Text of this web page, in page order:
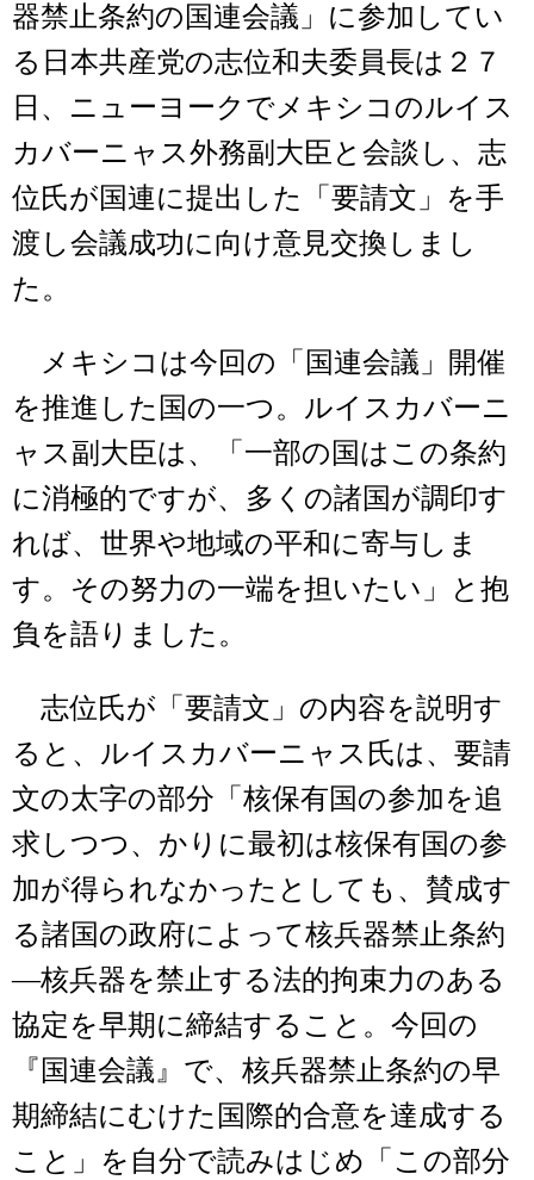
器禁止条約の国連会議」に参加してい
る日本共産党の志位和夫委員長は２７
日、ニューヨークでメキシコのルイス
カバーニャス外務副大臣と会談し、志
位氏が国連に提出した「要請文」を手
渡し会議成功に向け意見交換しまし
た。
メキシコは今回の「国連会議」開催
を推進した国の一つ。ルイスカバーニ
ャス副大臣は、「一部の国はこの条約
に消極的ですが、多くの諸国が調印す
れば、世界や地域の平和に寄与しま
す。その努力の一端を担いたい」と抱
負を語りました。
志位氏が「要請文」の内容を説明す
ると、ルイスカバーニャス氏は、要請
文の太字の部分「核保有国の参加を追
求しつつ、かりに最初は核保有国の参
加が得られなかったとしても、賛成す
る諸国の政府によって核兵器禁止条約
―核兵器を禁止する法的拘束力のある
協定を早期に締結すること。今回の
『国連会議』で、核兵器禁止条約の早
期締結にむけた国際的合意を達成する
こと」を自分で読みはじめ「この部分